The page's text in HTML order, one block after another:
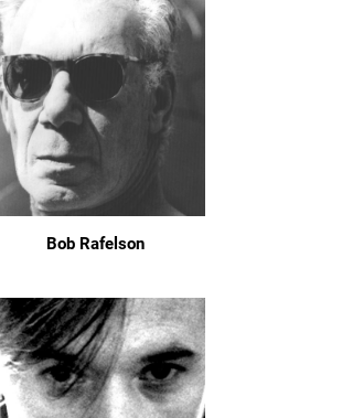
Bob Rafelson